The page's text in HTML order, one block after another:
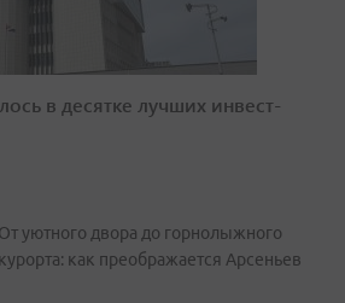
в десятке лучших инвест-
От уютного двора до горнолыжного
курорта: как преображается Арсеньев